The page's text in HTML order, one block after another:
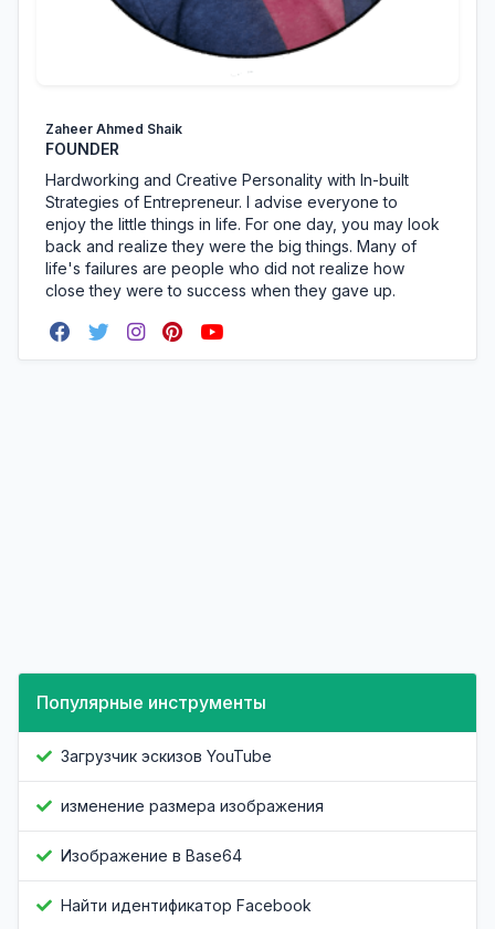
Zaheer Ahmed Shaik
FOUNDER
Hardworking and Creative Personality with In-built
Strategies of Entrepreneur. I advise everyone to
enjoy the little things in life. For one day, you may look
back and realize they were the big things. Many of
life's failures are people who did not realize how
close they were to success when they gave up.
Популярные инструменты
Загрузчик эскизов YouTube
изменение размера изображения
Изображение в Base64
Найти идентификатор Facebook